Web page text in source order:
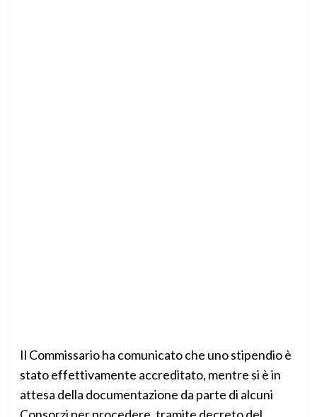
Il Commissario ha comunicato che uno stipendio è
stato effettivamente accreditato, mentre si è in
attesa della documentazione da parte di alcuni